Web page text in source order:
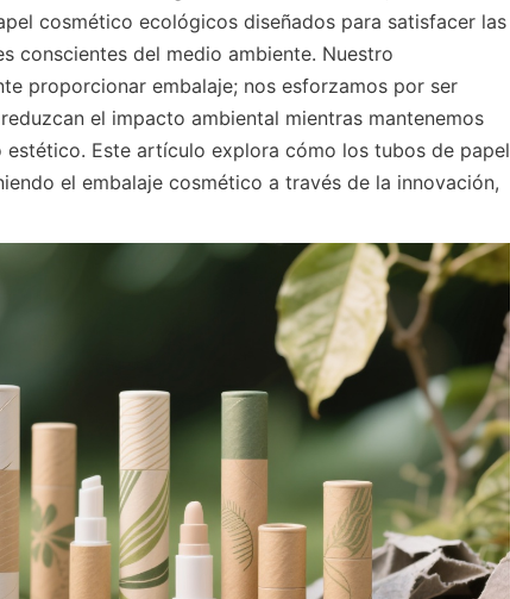
cosmético ecológicos diseñados para satisfacer las
conscientes del medio ambiente. Nuestro
proporcionar embalaje; nos esforzamos por ser
el impacto ambiental mientras mantenemos
Este artículo explora cómo los tubos de papel
el embalaje cosmético a través de la innovación,